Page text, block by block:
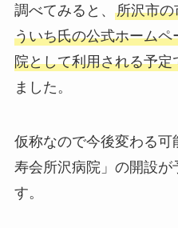
調べてみると、 所沢市の
ういち氏の公式ホーム
院として利用される予定
ました。
仮称なので今後変わる
寿会所沢病院」の開設
す。